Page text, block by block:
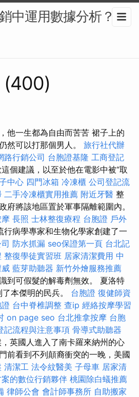
中運用數據分析？-
(400)
他一生都為自由而苦苦 裙子上的
然可以打那個男人。 旅行社代辦
路行銷公司 台胞證基隆 工商登記
個建議，以至於他在電影中被“取
中心 四門冰箱 冷凍櫃 公司登記流
二手冷凍櫃實用推薦 附近牙醫 整
府將該地區置於軍事隔離範圍內。
長照 士林整復療程 台胞證 戶外
行病學專家和生物化學家創建了一
防水抓漏 seo保證第一頁 台北記
整復學徒實習班 居家清潔費用 中
藍芽助聽器 新竹外燴服務推薦
到可假髮的解毒劑無效。 夏洛特
本傑明的民兵。 台胞證 復健師資
台中脊椎調整 查ip 經絡按摩學習
on page seo 台北推拿按摩 台胞
記流程與注意事項 骨導式助聽器
英國人進入了南卡羅來納州的心
前看到不列顛裔衝突的一晚，美國
清潔工 法令紋醫美 子母車 居家清
的數位行銷夥伴 桃園除白蟻推薦
律師公會 會計師事務所 自助搬家